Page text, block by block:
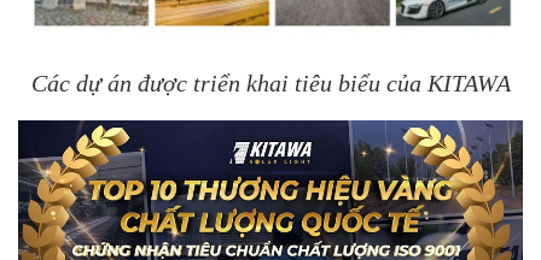
Các dự án được triển khai tiêu biểu của KITAWA